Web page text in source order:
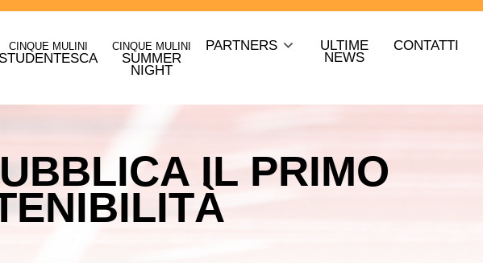
CINQUE MULINI
STUDENTESCA
CINQUE MULINI
SUMMER
NIGHT
PARTNERS ULTIME
NEWS
CONTATTI
IL PRIMO